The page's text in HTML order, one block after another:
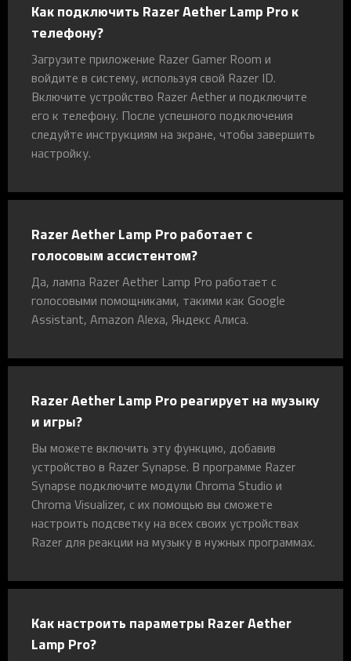
Как подключить Razer Aether Lamp Pro к
телефону?
Загрузите приложение Razer Gamer Room и
войдите в систему, используя свой Razer ID.
Включите устройство Razer Aether и подключите
его к телефону. После успешного подключения
следуйте инструкциям на экране, чтобы завершить
настройку.
Razer Aether Lamp Pro работает с
голосовым ассистентом?
Да, лампа Razer Aether Lamp Pro работает с
голосовыми помощниками, такими как Google
Assistant, Amazon Alexa, Яндекс Алиса.
Razer Aether Lamp Pro реагирует на музыку
и игры?
Вы можете включить эту функцию, добавив
устройство в Razer Synapse. В программе Razer
Synapse подключите модули Chroma Studio и
Chroma Visualizer, с их помощью вы сможете
настроить подсветку на всех своих устройствах
Razer для реакции на музыку в нужных программах.
Как настроить параметры Razer Aether
Lamp Pro?